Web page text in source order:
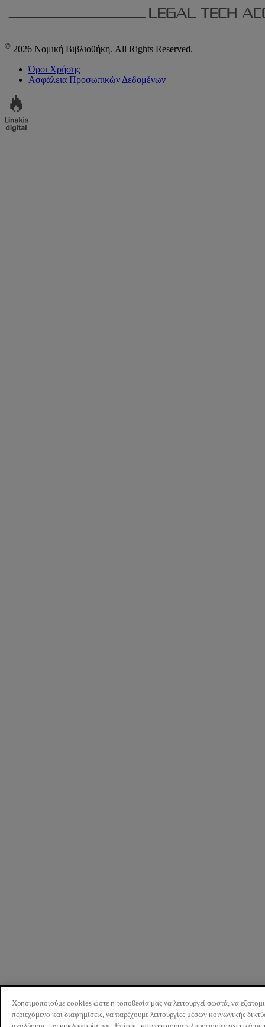
© 2026 Νομική Βιβλιοθήκη. All Rights Reserved.
Όροι Χρήσης
Ασφάλεια Προσωπικών Δεδομένων
Χρησιμοποιούμε cookies ώστε η τοποθεσία μας να λειτουργεί σωστά, να
περιεχόμενο και διαφημίσεις, να παρέχουμε λειτουργίες μέσων κοινωνικής